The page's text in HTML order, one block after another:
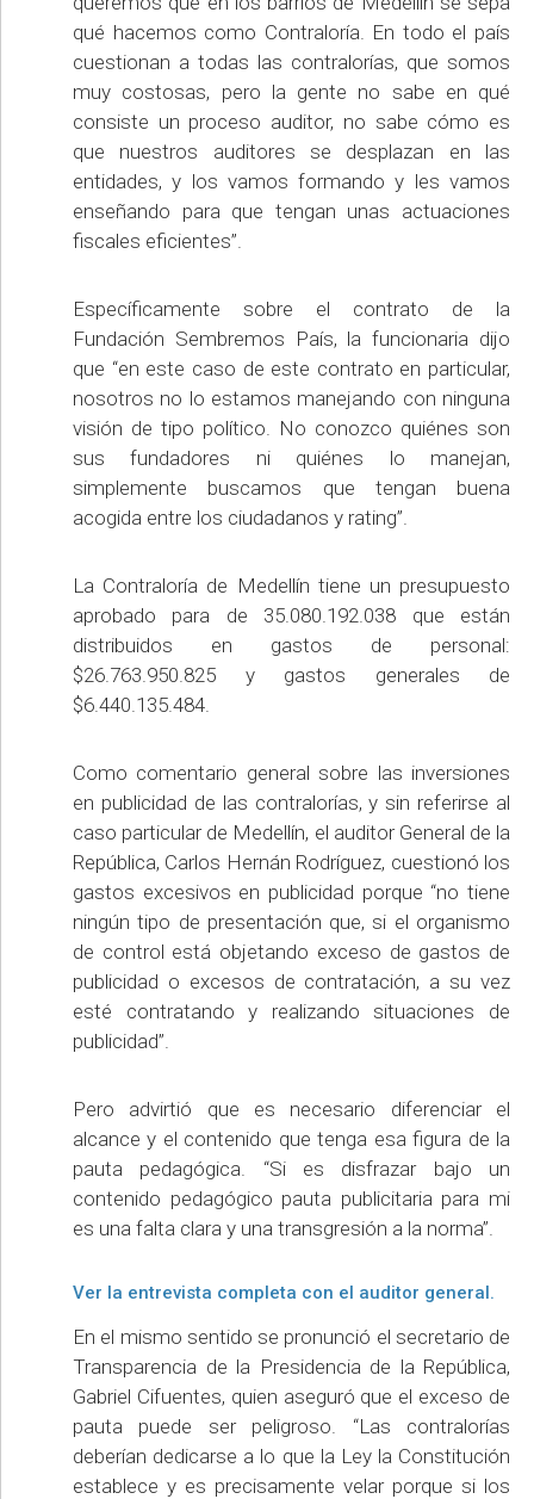
qué hacemos como Contraloría. En todo el país
cuestionan a todas las contralorías, que somos
muy costosas, pero la gente no sabe en qué
consiste un proceso auditor, no sabe cómo es
que nuestros auditores se desplazan en las
entidades, y los vamos formando y les vamos
enseñando para que tengan unas actuaciones
fiscales eficientes”.
Específicamente sobre el contrato de la
Fundación Sembremos País, la funcionaria dijo
que “en este caso de este contrato en particular,
nosotros no lo estamos manejando con ninguna
visión de tipo político. No conozco quiénes son
sus fundadores ni quiénes lo manejan,
simplemente buscamos que tengan buena
acogida entre los ciudadanos y rating”.
La Contraloría de Medellín tiene un presupuesto
aprobado para de 35.080.192.038 que están
distribuidos en gastos de personal:
$26.763.950.825 y gastos generales de
$6.440.135.484.
Como comentario general sobre las inversiones
en publicidad de las contralorías, y sin referirse al
caso particular de Medellín, el auditor General de la
República, Carlos Hernán Rodríguez, cuestionó los
gastos excesivos en publicidad porque “no tiene
ningún tipo de presentación que, si el organismo
de control está objetando exceso de gastos de
publicidad o excesos de contratación, a su vez
esté contratando y realizando situaciones de
publicidad”.
Pero advirtió que es necesario diferenciar el
alcance y el contenido que tenga esa figura de la
pauta pedagógica. “Si es disfrazar bajo un
contenido pedagógico pauta publicitaria para mi
es una falta clara y una transgresión a la norma”.
Ver la entrevista completa con el auditor general.
En el mismo sentido se pronunció el secretario de
Transparencia de la Presidencia de la República,
Gabriel Cifuentes, quien aseguró que el exceso de
pauta puede ser peligroso. “Las contralorías
deberían dedicarse a lo que la Ley la Constitución
establece y es precisamente velar porque si los